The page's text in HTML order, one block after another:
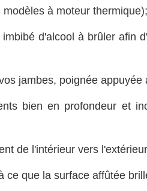
à moteur thermique);
d'alcool à brûler afin
jambes, poignée appuyée
bien en profondeur et
de l'intérieur vers
ce que la surface affûtée